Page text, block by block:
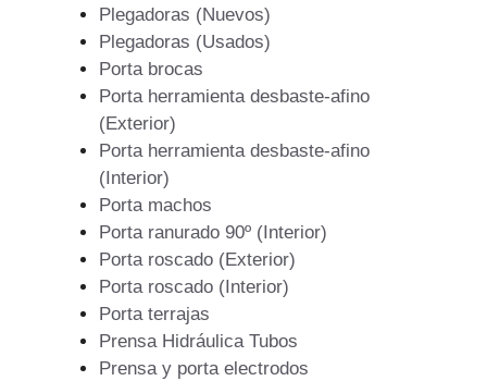
Plegadoras (Nuevos)
Plegadoras (Usados)
Porta brocas
Porta herramienta desbaste-afino
(Exterior)
Porta herramienta desbaste-afino
(Interior)
Porta machos
Porta ranurado 90º (Interior)
Porta roscado (Exterior)
Porta roscado (Interior)
Porta terrajas
Prensa Hidráulica Tubos
Prensa y porta electrodos